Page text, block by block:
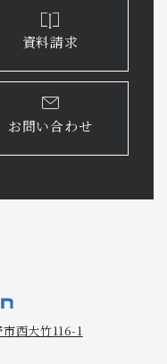
資料請求
お問い合わせ
西大竹116-1